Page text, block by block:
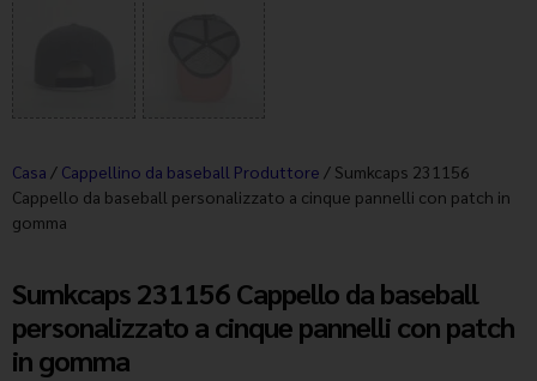
Casa / Cappellino da baseball Produttore / Sumkcaps 231156
Cappello da baseball personalizzato a cinque pannelli con patch in
gomma
Sumkcaps 231156 Cappello da baseball
personalizzato a cinque pannelli con patch
in gomma